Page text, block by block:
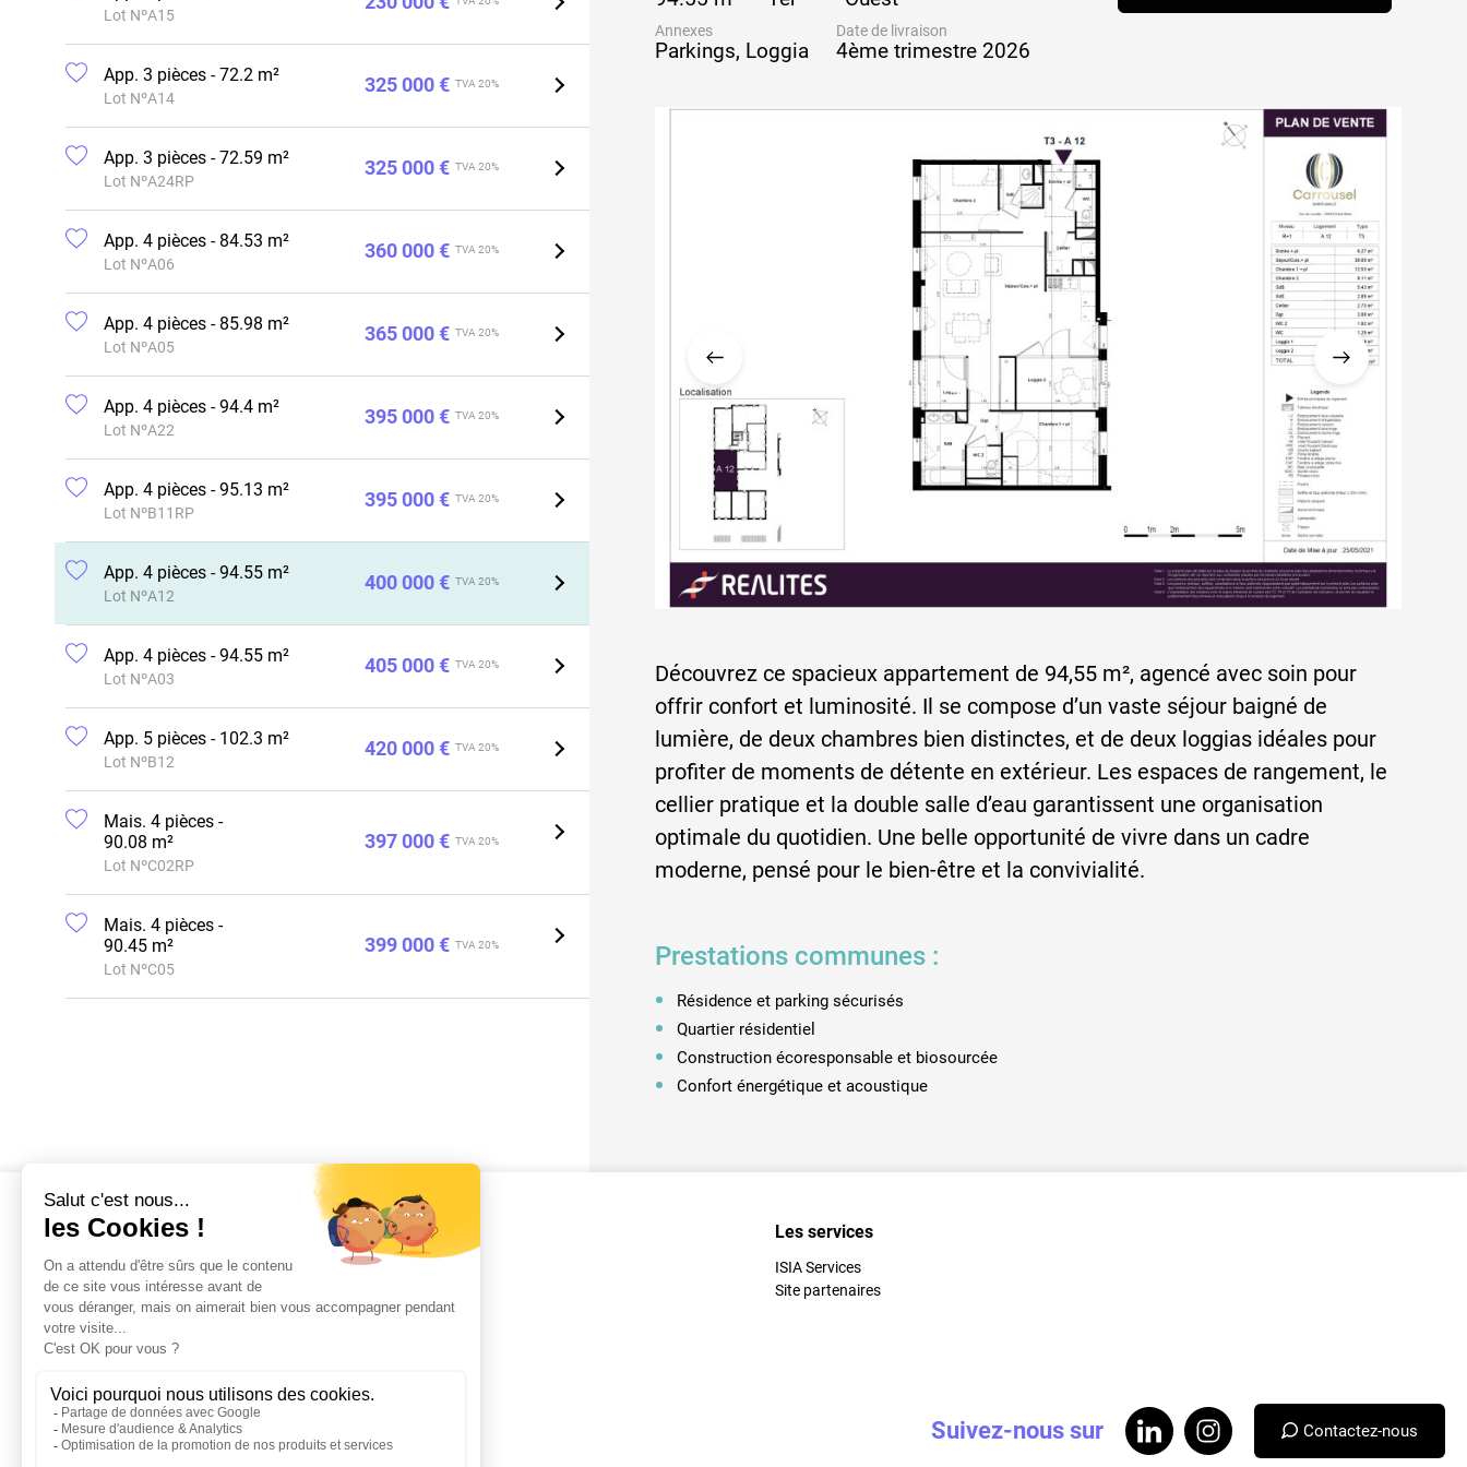
Lot NºA15
App. 3 pièces - 72.2 m²
Lot NºA14
325 000 € TVA 20%
App. 3 pièces - 72.59 m²
Lot NºA24RP
325 000 € TVA 20%
App. 4 pièces - 84.53 m²
Lot NºA06
360 000 € TVA 20%
App. 4 pièces - 85.98 m²
Lot NºA05
365 000 € TVA 20%
App. 4 pièces - 94.4 m²
Lot NºA22
395 000 € TVA 20%
App. 4 pièces - 95.13 m²
Lot NºB11RP
395 000 € TVA 20%
App. 4 pièces - 94.55 m²
Lot NºA12
400 000 € TVA 20%
App. 4 pièces - 94.55 m²
Lot NºA03
405 000 € TVA 20%
App. 5 pièces - 102.3 m²
Lot NºB12
420 000 € TVA 20%
Mais. 4 pièces -
90.08 m²
Lot NºC02RP
397 000 € TVA 20%
Mais. 4 pièces -
90.45 m²
Lot NºC05
399 000 € TVA 20%
Annexes
Parkings, Loggia
Date de livraison
4ème trimestre 2026
Découvrez ce spacieux appartement de 94,55 m², agencé avec soin pour
offrir confort et luminosité. Il se compose d’un vaste séjour baigné de
lumière, de deux chambres bien distinctes, et de deux loggias idéales pour
profiter de moments de détente en extérieur. Les espaces de rangement, le
cellier pratique et la double salle d’eau garantissent une organisation
optimale du quotidien. Une belle opportunité de vivre dans un cadre
moderne, pensé pour le bien-être et la convivialité.
Prestations communes :
Résidence et parking sécurisés
Quartier résidentiel
Construction écoresponsable et biosourcée
Confort énergétique et acoustique
Les résidences
Tous les logements
Nouveautés
Livraisons imminentes
Disponibles immédiatement
Les services
ISIA Services
Site partenaires
Suivez-nous sur Contactez-nous